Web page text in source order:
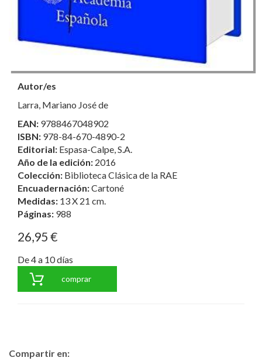
Autor/es
Larra, Mariano José de
EAN: 9788467048902
ISBN: 978-84-670-4890-2
Editorial: Espasa-Calpe, S.A.
Año de la edición: 2016
Colección: Biblioteca Clásica de la RAE
Encuadernación:Cartoné
Medidas: 13 X 21 cm.
Páginas: 988
26,95 €
De 4 a 10 días
comprar
Compartir en: